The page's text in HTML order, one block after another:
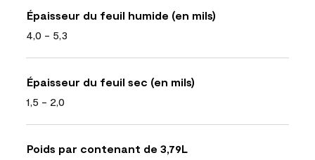
Épaisseur du feuil humide (en mils)
4,0 - 5,3
Épaisseur du feuil sec (en mils)
1,5 - 2,0
Poids par contenant de 3,79L